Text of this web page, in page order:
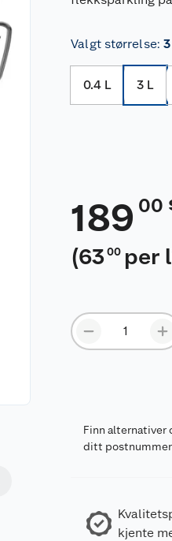
Valgt størrelse:
0.4 L 3 L
189 00
(6300 per
Finn alternativer
ditt postnummer
kjente